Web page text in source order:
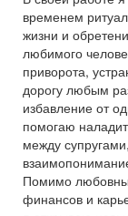
временем
жизни и
любимого
приворота,
дорогу любым
избавление от
помогаю
между
Помимо
финансов и